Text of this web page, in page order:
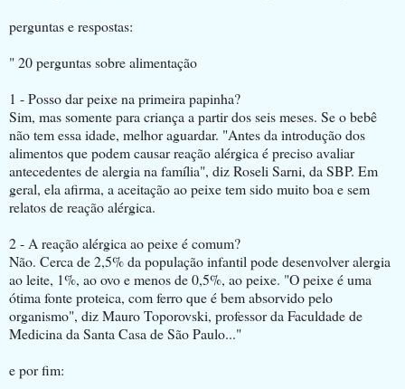
perguntas e respostas:
" 20 perguntas sobre alimentação
1 - Posso dar peixe na primeira papinha?
Sim, mas somente para criança a partir dos seis meses. Se o bebê
não tem essa idade, melhor aguardar. "Antes da introdução dos
alimentos que podem causar reação alérgica é preciso avaliar
antecedentes de alergia na família", diz Roseli Sarni, da SBP. Em
geral, ela afirma, a aceitação ao peixe tem sido muito boa e sem
relatos de reação alérgica.
2 - A reação alérgica ao peixe é comum?
Não. Cerca de 2,5% da população infantil pode desenvolver alergia
ao leite, 1%, ao ovo e menos de 0,5%, ao peixe. "O peixe é uma
ótima fonte proteica, com ferro que é bem absorvido pelo
organismo", diz Mauro Toporovski, professor da Faculdade de
Medicina da Santa Casa de São Paulo..."
e por fim: